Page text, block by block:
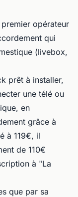
opérateur
qui
(livebox,
prêt à installer,
une télé ou
en
grâce à
à 119€, il
de 110€
à "La
que par sa